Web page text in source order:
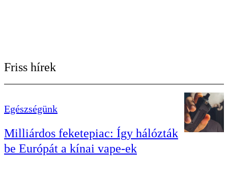
Friss hírek
Egészségünk
Milliárdos feketepiac: Így hálózták
be Európát a kínai vape-ek